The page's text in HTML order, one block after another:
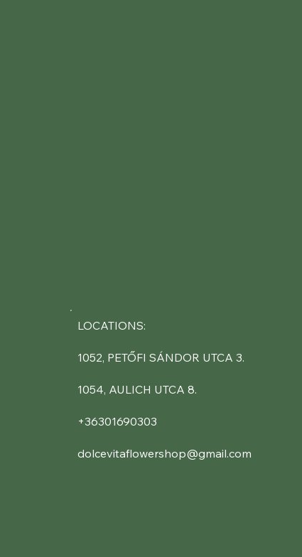
LOCATIONS:
1052, PETŐFI SÁNDOR UTCA 3.
1054, AULICH UTCA 8.
+36301690303
dolcevitaflowershop@gmail.com